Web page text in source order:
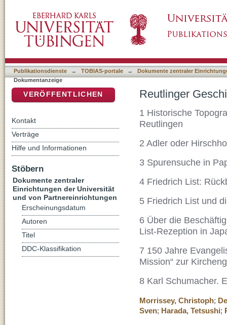
Publikationsdienste → TOBIAS-portale →
Dokumente zentraler
Dokumentanzeige
Reutlinger
1 Historische
Reutlingen
2 Adler oder
3 Spurensuche in
4 Friedrich List:
5 Friedrich List und
6 Über die
List-Rezeption in
7 150 Jahre
Mission“ zur
8 Karl Schumacher.
Morrissey, Christoph;
Sven; Harada, Tetsushi;
VERÖFFENTLICHEN
Kontakt
Verträge
Hilfe und Informationen
Stöbern
Dokumente zentraler
Einrichtungen der Universität
und von Partnereinrichtungen
Erscheinungsdatum
Autoren
Titel
DDC-Klassifikation